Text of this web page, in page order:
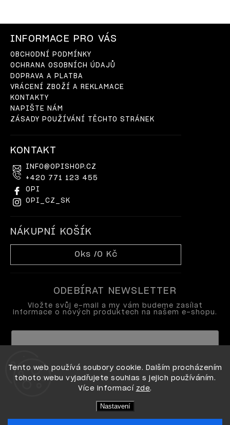
Tento web používá soubory cookie. Dalším procházením
tohoto webu vyjadřujete souhlas s jejich používáním.
Více informací zde.
Nastavení
INFORMACE PRO VÁS
OBCHODNÍ PODMÍNKY
OCHRANA OSOBNÍCH ÚDAJŮ
DOPRAVA A PLATBA
VRÁCENÍ ZBOŽÍ A REKLAMACE
KONTAKTY
NAPIŠTE NÁM
ZÁSADY POUŽÍVÁNÍ TĚCHTO STRÁNEK
KONTAKT
INFO@OPISHOP.CZ
+420 771 123 455
OPI
OPI_CZ_SK
NÁKUPNÍ KOŠÍK
0 ks /0 Kč
ODEBÍRAT NEWSLETTER
Vložte svůj e-mail a my vám budeme zasílat
informace o nových produktech na našem e-shopu.
podmínkami ochrany osobních údajů